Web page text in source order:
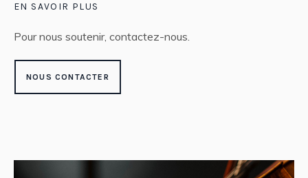
EN SAVOIR PLUS
Pour nous soutenir, contactez-nous.
NOUS CONTACTER